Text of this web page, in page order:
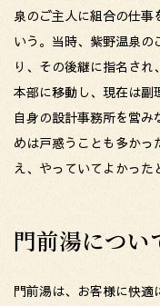
泉のご主人に組合の仕事
いう。当時、紫野温泉
り、その後継に指名され
本部に移動し、現在は副
自身の設計事務所を営
めは戸惑うことも多か
え、やっていてよかった
門前湯につい
門前湯は、お客様に快